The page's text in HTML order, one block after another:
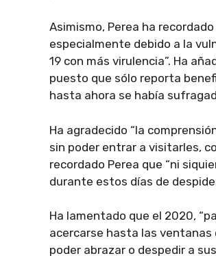
Asimismo, Perea ha
especialmente debido a la
19 con más virulencia”. Ha
puesto que sólo reporta
hasta ahora se había
Ha agradecido “la
sin poder entrar a visitarles,
recordado Perea que “ni
durante estos días de
Ha lamentado que el 2020,
acercarse hasta las ventanas
poder abrazar o despedir a